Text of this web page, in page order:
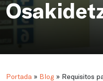
Portada » Blog » Requisitos